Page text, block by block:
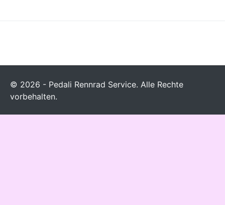
© 2026 - Pedali Rennrad Service. Alle Rechte
vorbehalten.